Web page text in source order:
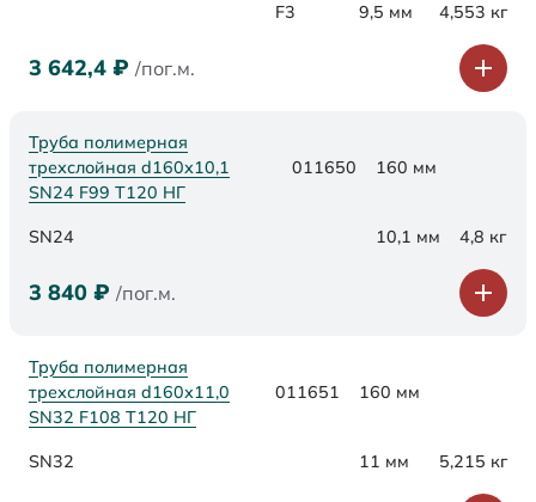
F3 9,5 мм 4,553 кг
3 642,4 ₽ /пог.м.
Труба полимерная
трехслойная d160х10,1
SN24 F99 Т120 НГ
011650 160 мм
SN24 10,1 мм 4,8 кг
3 840 ₽ /пог.м.
Труба полимерная
трехслойная d160х11,0
SN32 F108 Т120 НГ
011651 160 мм
SN32 11 мм 5,215 кг